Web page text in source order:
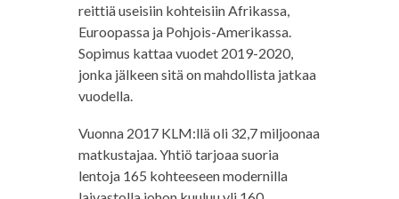
reittiä useisiin kohteisiin Afrikassa,
Euroopassa ja Pohjois-Amerikassa.
Sopimus kattaa vuodet 2019-2020,
jonka jälkeen sitä on mahdollista jatkaa
vuodella.
Vuonna 2017 KLM:llä oli 32,7 miljoonaa
matkustajaa. Yhtiö tarjoaa suoria
lentoja 165 kohteeseen modernilla